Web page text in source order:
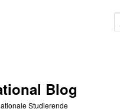
Blog
Studierende